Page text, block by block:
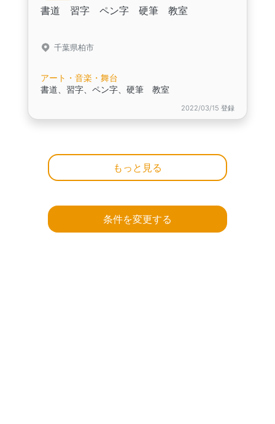
書道 習字 ペン字 硬筆 教室
千葉県柏市
アート・音楽・舞台
書道、習字、ペン字、硬筆 教室
2022/03/15 登録
もっと見る
条件を変更する